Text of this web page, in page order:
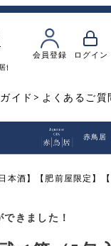
会員登録 ログイン
飲み比べ
イド よくあるご質
赤鳥居
酒】【肥前屋限定】【
きました！